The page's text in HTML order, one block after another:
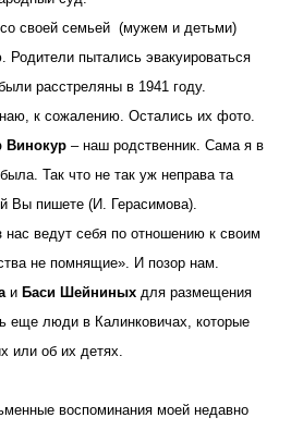
своей семьей (мужем и детьми)
Родители пытались эвакуироваться
расстреляны в 1941 году.
к сожалению. Остались их фото.
Винокур – наш родственник. Сама я в
Так что не так уж неправа та
Вы пишете (И. Герасимова).
нас ведут себя по отношению к своим
не помнящие». И позор нам.
и Баси Шейниных для размещения
еще люди в Калинковичах, которые
или об их детях.
воспоминания моей недавно